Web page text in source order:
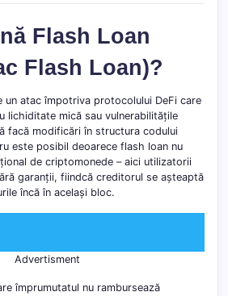
Flash Loan
Flash Loan)?
un atac împotriva protocolului DeFi care
lichiditate mică sau vulnerabilitățile
facă modificări în structura codului
este posibil deoarece flash loan nu
de criptomonede – aici utilizatorii
garanții, fiindcă creditorul se așteaptă
încă în același bloc.
Advertisment
împrumutatul nu rambursează